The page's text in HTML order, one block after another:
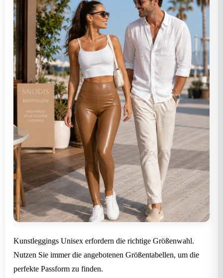
Kunstleggings Unisex erfordern die richtige Größenwahl.
Nutzen Sie immer die angebotenen Größentabellen, um die
perfekte Passform zu finden.